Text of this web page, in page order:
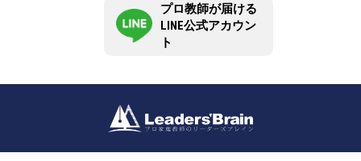
プロ教師が届ける
LINE公式アカウン
ト